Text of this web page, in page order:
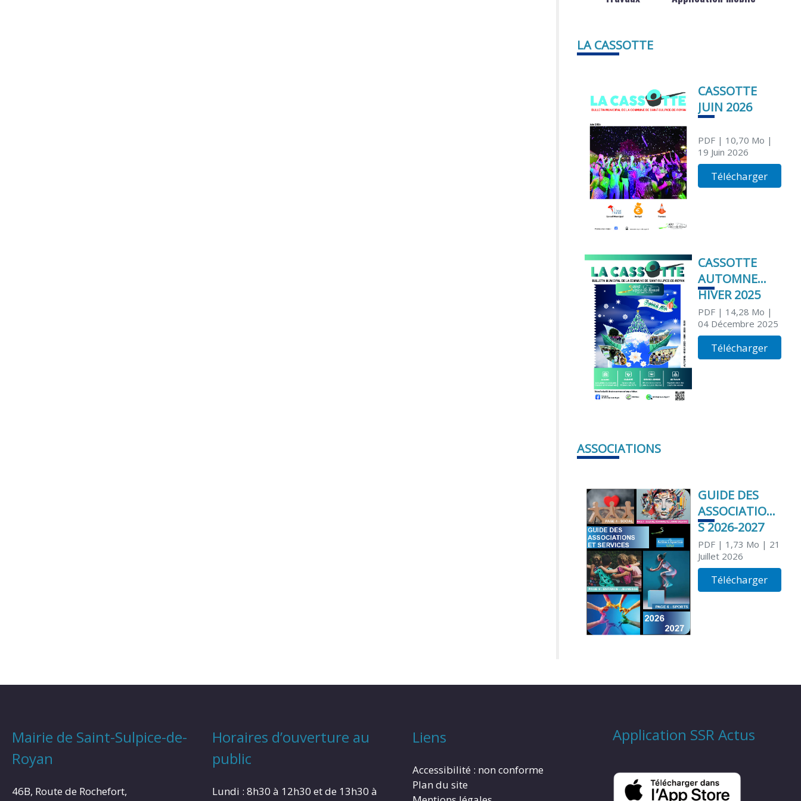
LA CASSOTTE
CASSOTTE
JUIN 2026
PDF| 10,70 Mo |
19 Juin 2026
Télécharger
CASSOTTE
AUTOMNE
HIVER 2025
PDF| 14,28 Mo |
04 Décembre 2025
Télécharger
ASSOCIATIONS
GUIDE DES
ASSOCIATION
S 2026-2027
PDF| 1,73 Mo | 21
Juillet 2026
Télécharger
Mairie de Saint-Sulpice-de-
Royan
46B, Route de Rochefort,
Horaires d’ouverture au
public
Lundi : 8h30 à 12h30 et de 13h30 à
Liens
Accessibilité : non conforme
Plan du site
Application SSR Actus